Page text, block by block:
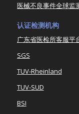
医械不良事件全球监
认证检测机构
广东省医检所客服平
SGS
TUV-Rheinland
TUV-SUD
BSI